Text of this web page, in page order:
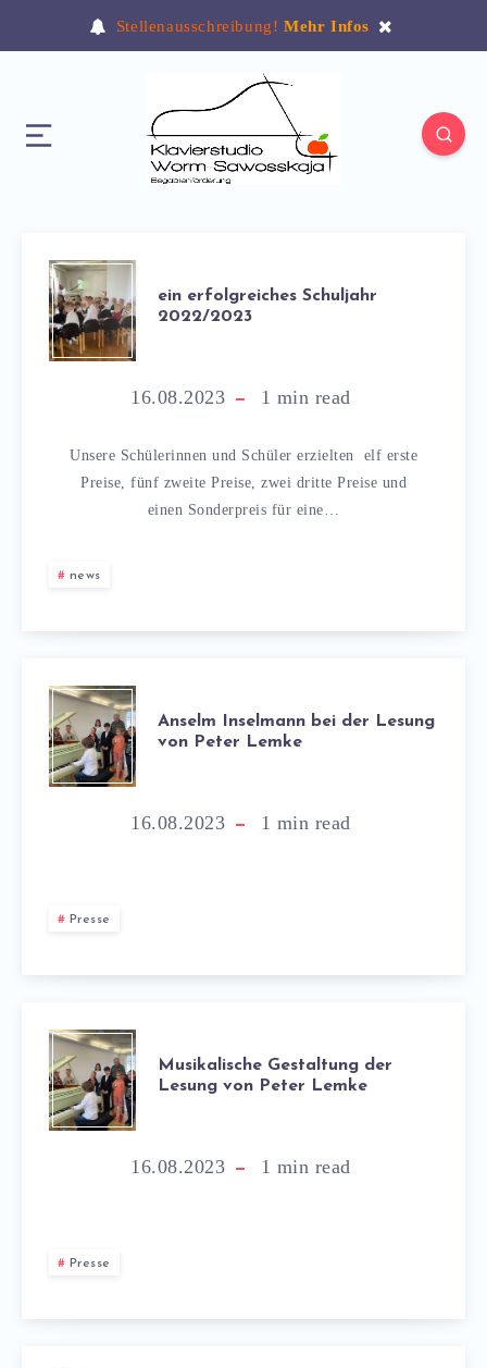
Stellenausschreibung!Mehr Infos
ein erfolgreiches Schuljahr
2022/2023
16.08.2023 1 min read
Unsere Schülerinnen und Schüler erzielten elf erste
Preise, fünf zweite Preise, zwei dritte Preise und
einen Sonderpreis für eine…
news
Anselm Inselmann bei der Lesung
von Peter Lemke
16.08.2023 1 min read
Presse
Musikalische Gestaltung der
Lesung von Peter Lemke
16.08.2023 1 min read
Presse